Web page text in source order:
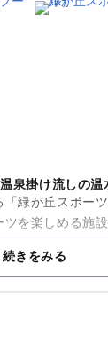
泉掛け流しの温
緑が丘スポー
を楽しめる施
ています。 プールは
続きをみる